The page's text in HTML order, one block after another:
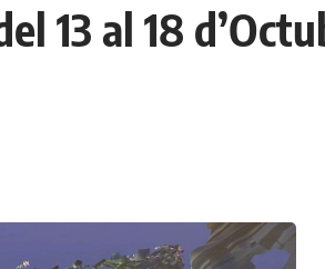
13 al 18